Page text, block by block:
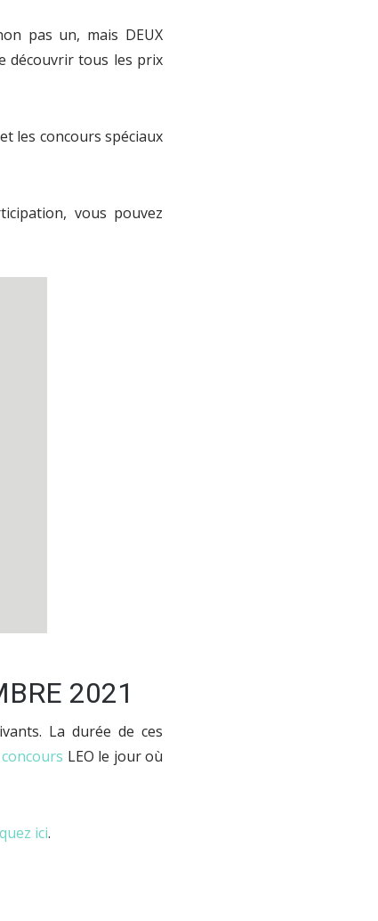
pas un, mais DEUX
découvrir tous les prix
les concours spéciaux
vous pouvez
2021
La durée de ces
LEO le jour où
ici.